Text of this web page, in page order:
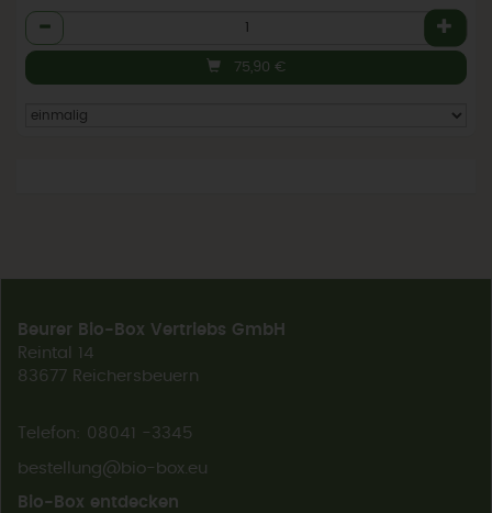
Anzahl
75,90 €
Beurer Bio-Box Vertriebs GmbH
Reintal 14
83677 Reichersbeuern
Telefon: 08041 -3345
bestellung@bio-box.eu
Bio-Box entdecken